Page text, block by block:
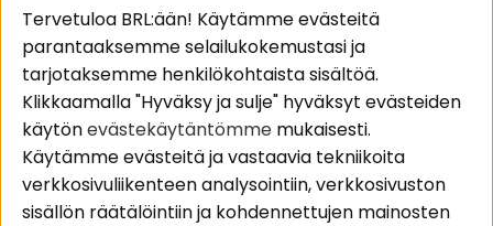
Suositut sivut
Pakettiratkaisut
Autostereot
Kaiuttimet
Päätevahvistimet
Lisätarvikkeet
Kaapelit
Asiakaspalvelu
Evästeet
Huolto- ja
takuutiedot
Ostoehdot
Palautus
Tietosuojapolitiikka
Tervetuloa BRL:ään! Käytämme evästeitä
parantaaksemme selailukokemustasi ja
tarjotaksemme henkilökohtaista sisältöä.
Klikkaamalla "Hyväksy ja sulje" hyväksyt evästeiden
käytönevästekäytäntömme mukaisesti.
Käytämme evästeitä ja vastaavia tekniikoita
verkkosivuliikenteen analysointiin, verkkosivuston
sisällön räätälöintiin ja kohdennettujen mainosten